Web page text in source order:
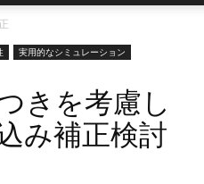
実用的なシミュレーション
きを考慮し
み補正検討